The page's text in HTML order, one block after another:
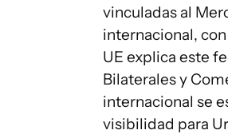
vinculadas al
internacional,
UE explica este
Bilaterales y
internacional se
visibilidad para